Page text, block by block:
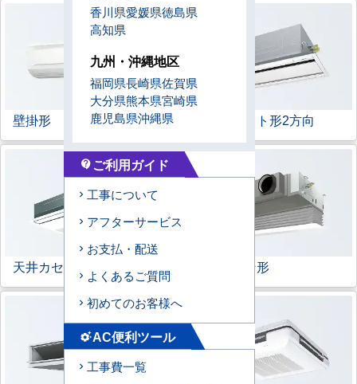
壁掛形 天井カセット形2方向
天井カセット形 ビルトイン形
香川県愛媛県徳島県
高知県
九州・沖縄地区
福岡県長崎県佐賀県
大分県熊本県宮崎県
鹿児島県沖縄県
contact_support ご利用ガイド
工事について
アフターサービス
お支払・配送
よくあるご質問
初めてのお客様へ
settings_suggestAC便利ツール
工事費一覧